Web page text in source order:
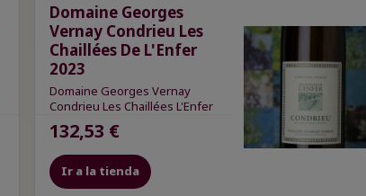
Domaine Georges
Vernay Condrieu Les
Chaillées De L'Enfer
2023
Domaine Georges Vernay
Condrieu Les Chaillées L'Enfer
132,53 €
Ir a la tienda